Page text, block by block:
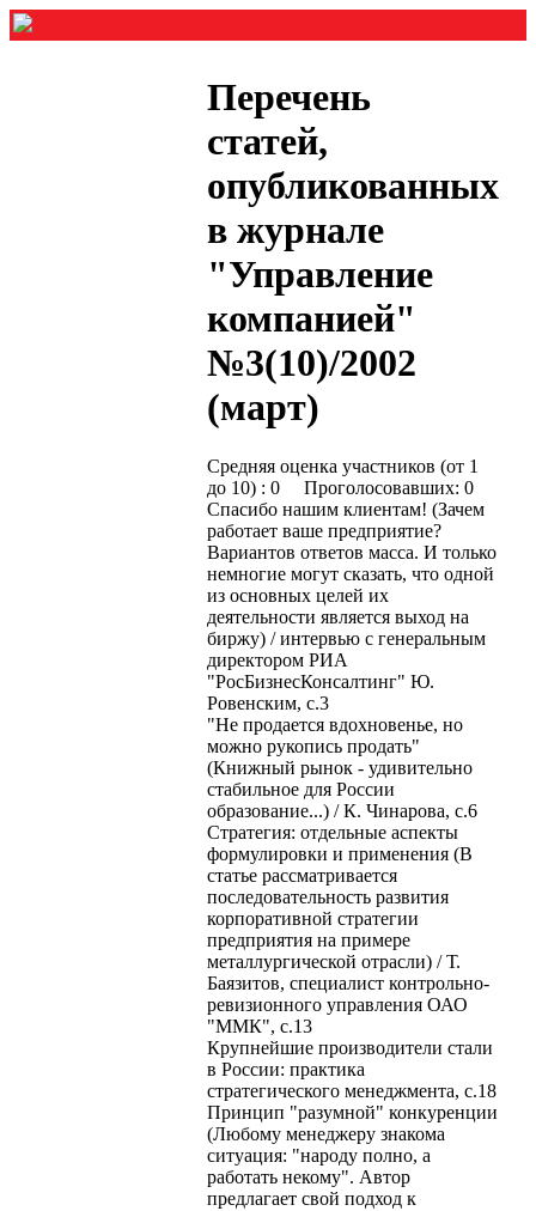
Перечень
статей,
опубликованных
в журнале
"Управление
компанией"
№3(10)/2002
(март)
Средняя оценка участников (от 1
до 10) : 0 Проголосовавших: 0
Спасибо нашим клиентам! (Зачем
работает ваше предприятие?
Вариантов ответов масса. И только
немногие могут сказать, что одной
из основных целей их
деятельности является выход на
биржу) / интервью с генеральным
директором РИА
"РосБизнесКонсалтинг" Ю.
Ровенским, с.3
"Не продается вдохновенье, но
можно рукопись продать"
(Книжный рынок - удивительно
стабильное для России
образование...) / К. Чинарова, с.6
Стратегия: отдельные аспекты
формулировки и применения (В
статье рассматривается
последовательность развития
корпоративной стратегии
предприятия на примере
металлургической отрасли) / Т.
Баязитов, специалист контрольно-
ревизионного управления ОАО
"ММК", с.13
Крупнейшие производители стали
в России: практика
стратегического менеджмента, с.18
Принцип "разумной" конкуренции
(Любому менеджеру знакома
ситуация: "народу полно, а
работать некому". Автор
предлагает свой подход к